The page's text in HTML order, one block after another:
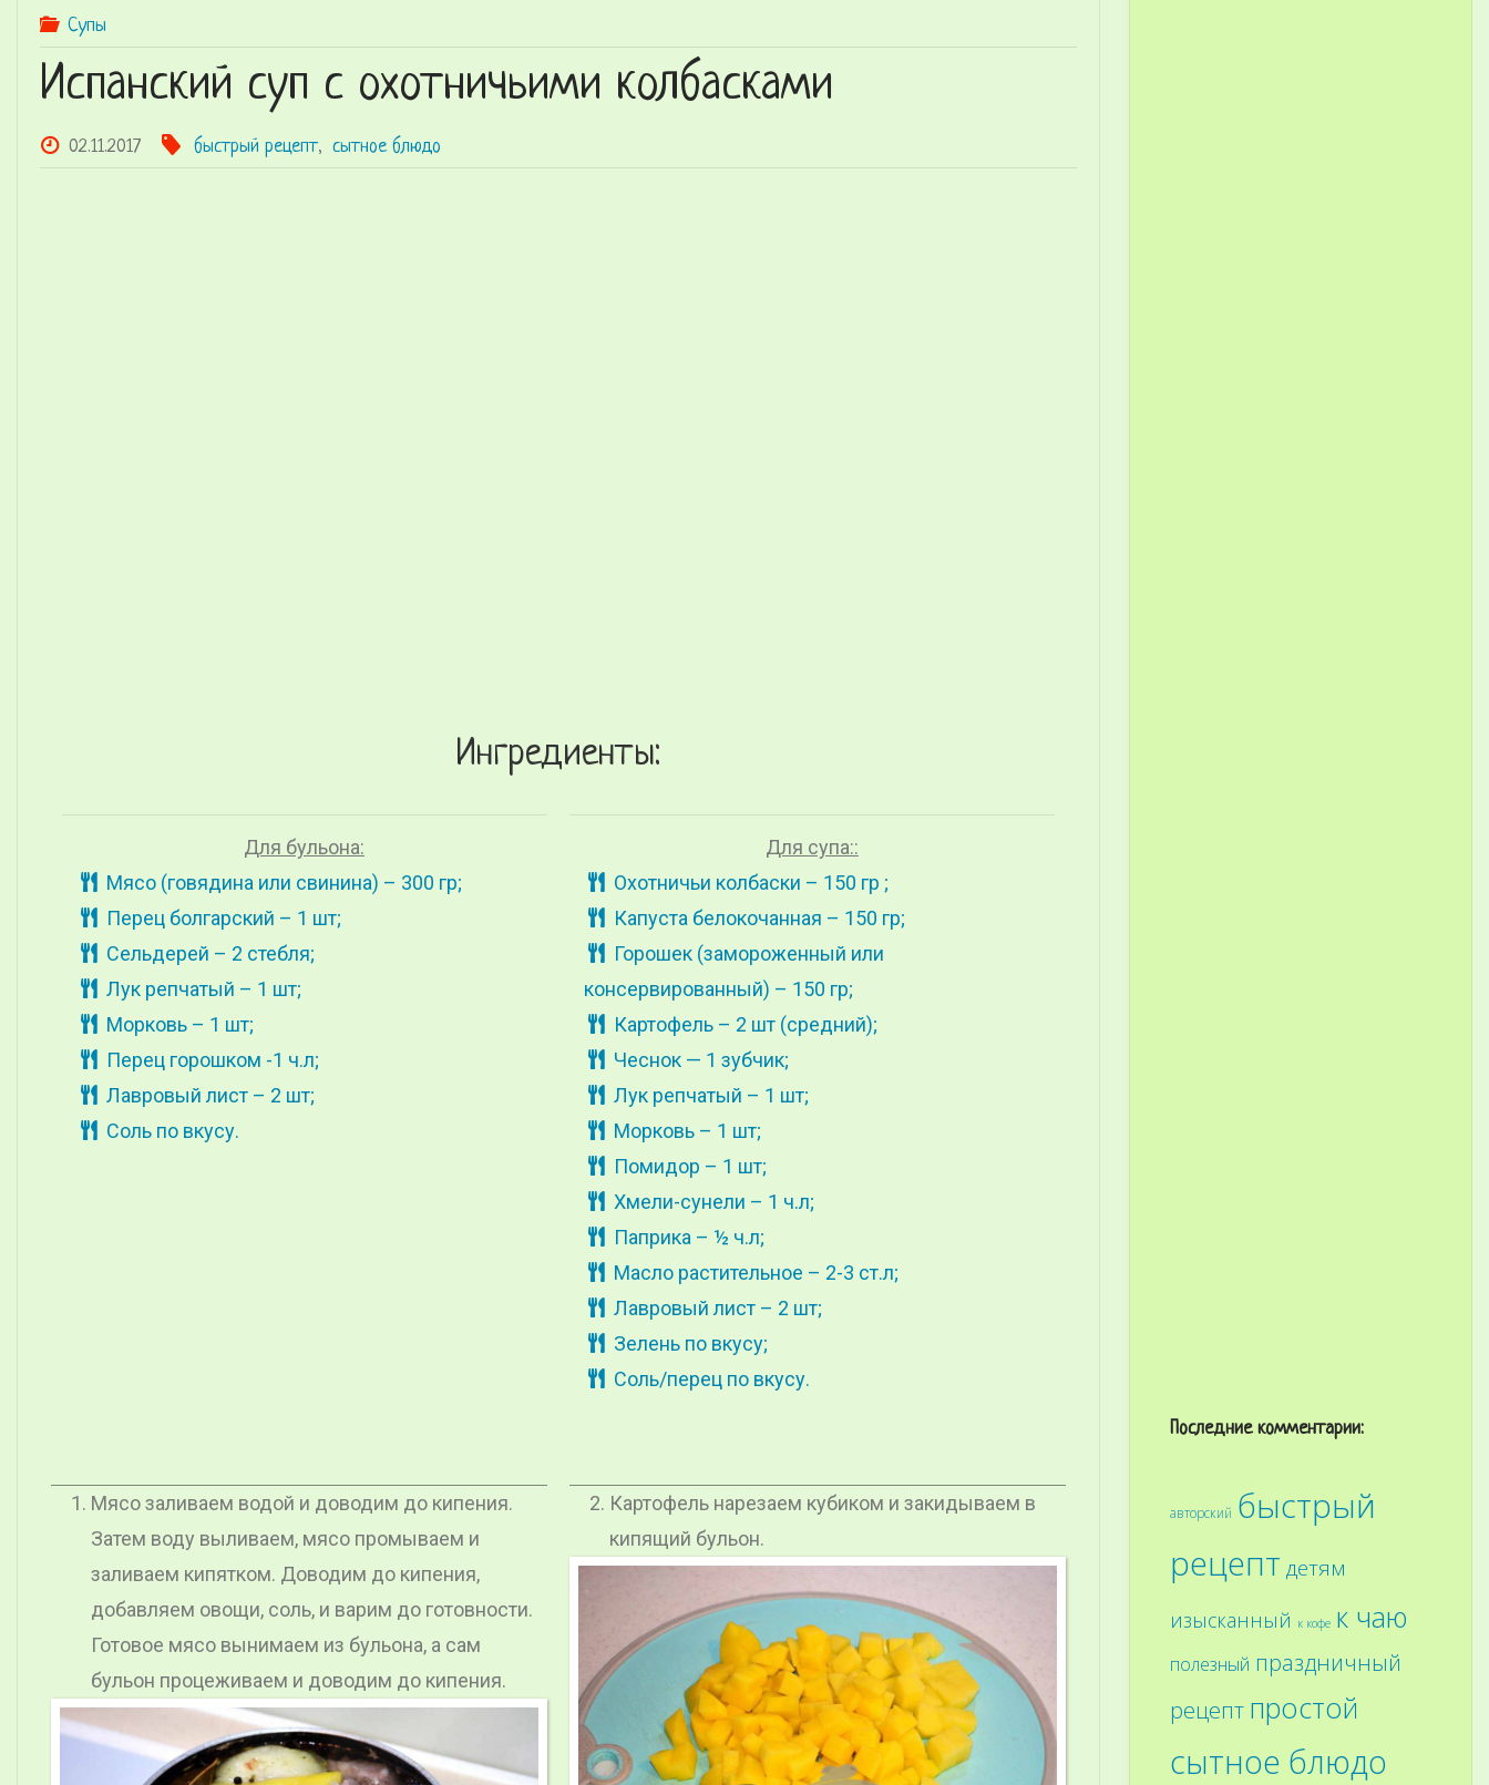
Супы
Испанский суп с охотничьими колбасками
02.11.2017 быстрый рецепт, сытное блюдо
Ингредиенты:
Для бульона:
Мясо (говядина или свинина) – 300 гр;
Перец болгарский – 1 шт;
Сельдерей – 2 стебля;
Лук репчатый – 1 шт;
Морковь – 1 шт;
Перец горошком -1 ч.л;
Лавровый лист – 2 шт;
Соль по вкусу.
Для супа::
Охотничьи колбаски – 150 гр ;
Капуста белокочанная – 150 гр;
Горошек (замороженный или
консервированный) – 150 гр;
Картофель – 2 шт (средний);
Чеснок — 1 зубчик;
Лук репчатый – 1 шт;
Морковь – 1 шт;
Помидор – 1 шт;
Хмели-сунели – 1 ч.л;
Паприка – ½ ч.л;
Масло растительное – 2-3 ст.л;
Лавровый лист – 2 шт;
Зелень по вкусу;
Соль/перец по вкусу.
Мясо заливаем водой и доводим до кипения.
Затем воду выливаем, мясо промываем и
заливаем кипятком. Доводим до кипения,
добавляем овощи, соль, и варим до готовности.
Готовое мясо вынимаем из бульона, а сам
бульон процеживаем и доводим до кипения.
Картофель нарезаем кубиком и закидываем в
кипящий бульон.
Последние комментарии:
авторский быстрый
рецепт детям
изысканный к кофе к чаю
полезный праздничный
рецепт простой
сытное блюдо